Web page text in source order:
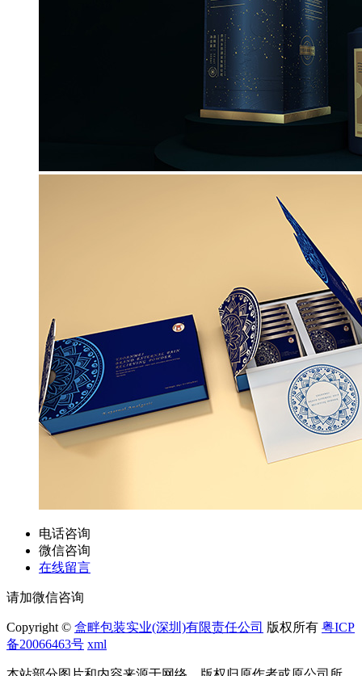
电话咨询
微信咨询
在线留言
请加微信咨询
Copyright © 盒畔包装实业(深圳)有限责任公司 版权所有 粤ICP
备20066463号 xml